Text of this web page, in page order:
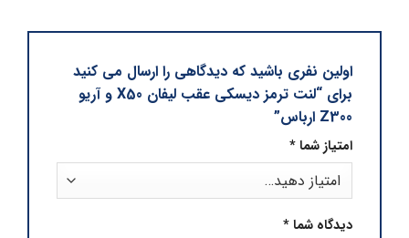
اولین نفری باشید که دیدگاهی را ارسال می کنید
برای “لنت ترمز دیسکی عقب لیفان X50 و آریو
Z300 ارباس”
امتیاز شما*
دیدگاه شما*